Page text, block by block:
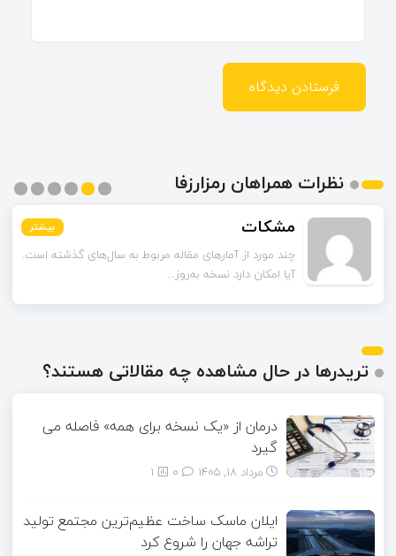
نظرات همراهان رمزارزفا
بیشتر مشکات بیشتر
چند مورد از آمارهای مقاله مربوط به سال‌های گذشته است.
آیا امکان دارد نسخه به‌روز...
بیشتر
بیشتر
بیشتر
بیشتر
تریدرها در حال مشاهده چه مقالاتی هستند؟
درمان از «یک نسخه برای همه» فاصله می
گیرد
مرداد ۱۸, ۱۴۰۵ 1
ایلان ماسک ساخت عظیم‌ترین مجتمع تولید
تراشه جهان را شروع کرد